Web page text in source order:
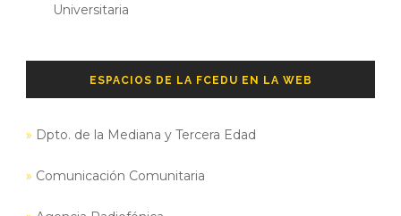
Universitaria
ESPACIOS DE LA FCEDU EN LA WEB
» Dpto. de la Mediana y Tercera Edad
» Comunicación Comunitaria